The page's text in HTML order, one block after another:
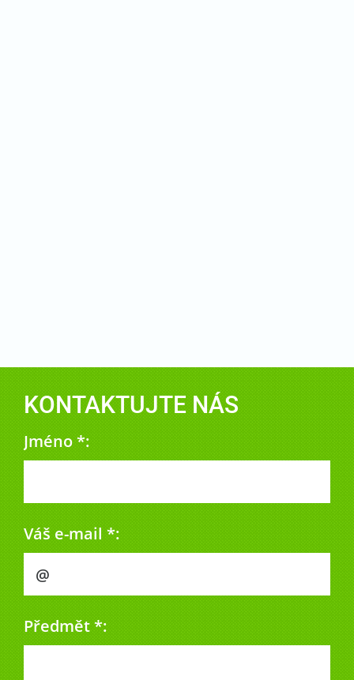
KONTAKTUJTE NÁS
Jméno *:
Váš e-mail *:
Předmět *: